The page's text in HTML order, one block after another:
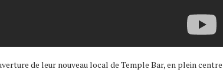
de leur nouveau local de Temple Bar, en plein centre